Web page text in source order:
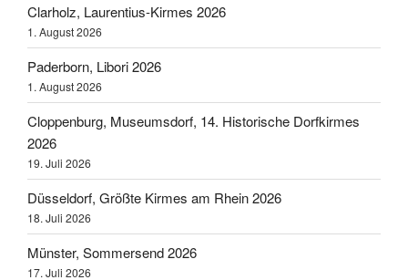
Clarholz, Laurentius-Kirmes 2026
1. August 2026
Paderborn, Libori 2026
1. August 2026
Cloppenburg, Museumsdorf, 14. Historische Dorfkirmes
2026
19. Juli 2026
Düsseldorf, Größte Kirmes am Rhein 2026
18. Juli 2026
Münster, Sommersend 2026
17. Juli 2026